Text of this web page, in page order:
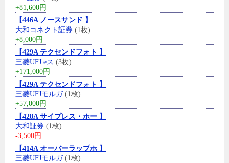
+81,600円
【446A ノースサンド 】
大和コネクト証券 (1枚)
+8,000円
【429A テクセンドフォト 】
三菱UFJ eス (3枚)
+171,000円
【429A テクセンドフォト 】
三菱UFJモルガ(1枚)
+57,000円
【428A サイプレス・ホー 】
大和証券 (1枚)
-3,500円
【414A オーバーラップホ 】
三菱UFJモルガ(1枚)